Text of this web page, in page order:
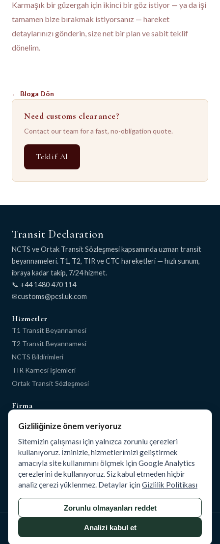
Karmaşık bir güzergah için ikinci bir göz istiyor — ya da işi
tamamen bize bırakmak istiyorsanız — hareket
detaylarınızı gönderin , size net bir plan ve sabit teklif
dönelim.
← Bloga Dön
Need customs clearance?
Contact our team for a fast, no-obligation quote.
Teklif Al
Transit Declaration
NCTS ve Ortak Transit Sözleşmesi kapsamında uzman transit
beyannameleri. T1, T2, TIR ve CTC hareketleri — hızlı sunum,
ibraya kadar takip, 7/24 hizmet.
📞 +44 1480 470 114
✉
Hizmetler
T1 Transit Beyannamesi
T2 Transit Beyannamesi
NCTS Bildirimleri
TIR Karnesi İşlemleri
Ortak Transit Sözleşmesi
Firma
Hakkımızda
Blog
İletişim
Yasal
Gizlilik Politikası
Transit Declaration.Tüm hakları saklıdır.
GeliştirenGRKN Studios Management Ltd
Gizliliğinize önem veriyoruz
Sitemizin çalışması için yalnızca zorunlu çerezleri
kullanıyoruz. İzninizle, hizmetlerimizi geliştirmek
amacıyla site kullanımını ölçmek için Google Analytics
çerezlerini de kullanıyoruz. Siz kabul etmeden hiçbir
analiz çerezi yüklenmez. Detaylar için Gizlilik Politikası
Zorunlu olmayanları reddet
Analizi kabul et